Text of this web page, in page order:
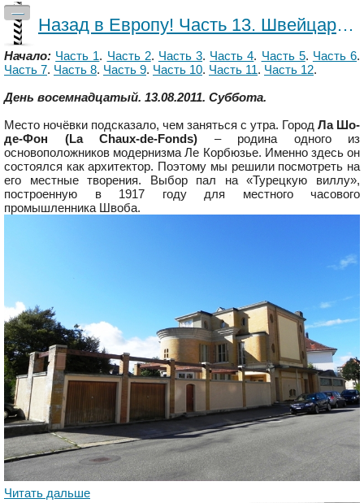
—
Назад в Европу! Часть 13. Швейцария - Франция - Швейцария.
Начало: Часть 1. Часть 2. Часть 3. Часть 4. Часть 5. Часть 6.
Часть 7. Часть 8. Часть 9. Часть 10. Часть 11. Часть 12.
День восемнадцатый. 13.08.2011. Суббота.
Место ночёвки подсказало, чем заняться с утра. Город Ла Шо-
де-Фон (La Chaux-de-Fonds) – родина одного из
основоположников модернизма Ле Корбюзье. Именно здесь он
состоялся как архитектор. Поэтому мы решили посмотреть на
его местные творения. Выбор пал на «Турецкую виллу»,
построенную в 1917 году для местного часового
промышленника Швоба.
Читать дальше